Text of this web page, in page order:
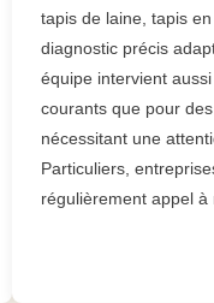
tapis de laine, tapis
diagnostic précis
équipe intervient
courants que pour
nécessitant une
Particuliers,
régulièrement appel à